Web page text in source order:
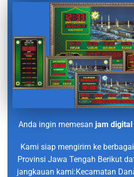
Anda ingin memesan jam
Kami siap mengirim ke
Provinsi Jawa Tengah Berikut
jangkauan kami:Kecamatan